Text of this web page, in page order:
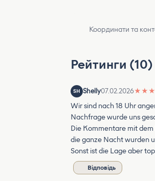
Координати та
Рейтинги (10)
SH Shelly07.02.2026★ ★ ★
Wir sind nach 18 Uhr
Nachfrage wurde uns
Die Kommentare mit
die ganze Nacht wurden
Sonst ist die Lage aber
Відповідь